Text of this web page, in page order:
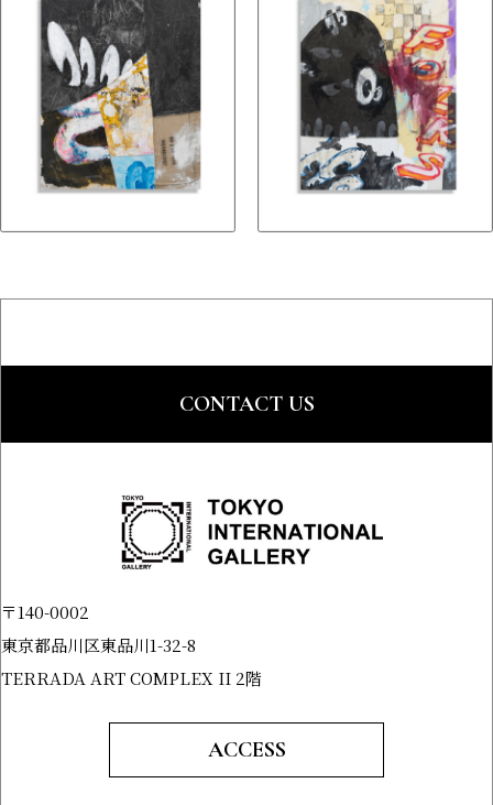
CONTACT US
〒140-0002
東京都品川区東品川1-32-8
TERRADA ART COMPLEX II 2階
ACCESS